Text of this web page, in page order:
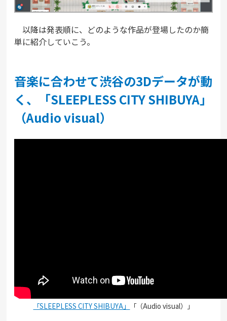
以降は発表順に、どのような作品が登場したのか簡
単に紹介していこう。
音楽に合わせて渋谷の3Dデータが動
く、「SLEEPLESS CITY SHIBUYA」
（Audio visual）
「SLEEPLESS CITY SHIBUYA」 「（Audio visual）」